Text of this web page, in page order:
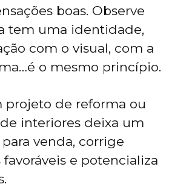
boas. Observe
tem uma identidade,
com o visual, com a
o mesmo princípio.
projeto de reforma ou
interiores deixa um
venda, corrige
e potencializa